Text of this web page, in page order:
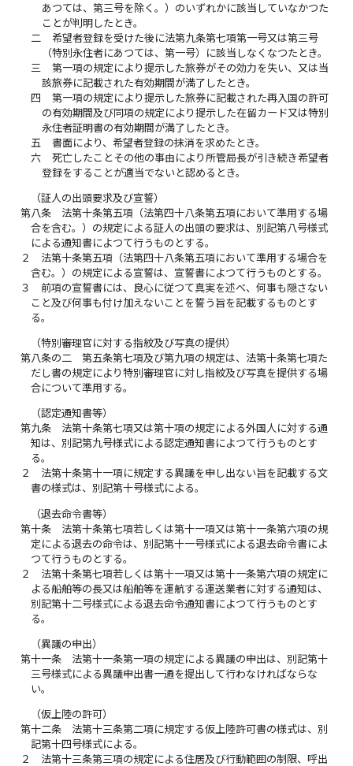
あつては、第三号を除く。）のいずれかに該当していなかつた
ことが判明したとき。
二
希望者登録を受けた後に法第九条第七項第一号又は第三号
（特別永住者にあつては、第一号）に該当しなくなつたとき。
三
第一項の規定により提示した旅券がその効力を失い、又は当
該旅券に記載された有効期間が満了したとき。
四
第一項の規定により提示した旅券に記載された再入国の許可
の有効期間及び同項の規定により提示した在留カード又は特別
永住者証明書の有効期間が満了したとき。
五
書面により、希望者登録の抹消を求めたとき。
六
死亡したことその他の事由により所管局長が引き続き希望者
登録をすることが適当でないと認めるとき。
（証人の出頭要求及び宣誓）
第八条
法第十条第五項（法第四十八条第五項において準用する場
合を含む。）の規定による証人の出頭の要求は、別記第八号様式
による通知書によつて行うものとする。
２
法第十条第五項（法第四十八条第五項において準用する場合を
含む。）の規定による宣誓は、宣誓書によつて行うものとする。
３
前項の宣誓書には、良心に従つて真実を述べ、何事も隠さない
こと及び何事も付け加えないことを誓う旨を記載するものとす
る。
（特別審理官に対する指紋及び写真の提供）
第八条の二
第五条第七項及び第九項の規定は、法第十条第七項た
だし書の規定により特別審理官に対し指紋及び写真を提供する場
合について準用する。
（認定通知書等）
第九条
法第十条第七項又は第十項の規定による外国人に対する通
知は、別記第九号様式による認定通知書によつて行うものとす
る。
２
法第十条第十一項に規定する異議を申し出ない旨を記載する文
書の様式は、別記第十号様式による。
（退去命令書等）
第十条
法第十条第七項若しくは第十一項又は第十一条第六項の規
定による退去の命令は、別記第十一号様式による退去命令書によ
つて行うものとする。
２
法第十条第七項若しくは第十一項又は第十一条第六項の規定に
よる船舶等の長又は船舶等を運航する運送業者に対する通知は、
別記第十二号様式による退去命令通知書によつて行うものとす
る。
（異議の申出）
第十一条
法第十一条第一項の規定による異議の申出は、別記第十
三号様式による異議申出書一通を提出して行わなければならな
い。
（仮上陸の許可）
第十二条
法第十三条第二項に規定する仮上陸許可書の様式は、別
記第十四号様式による。
２
法第十三条第三項の規定による住居及び行動範囲の制限、呼出